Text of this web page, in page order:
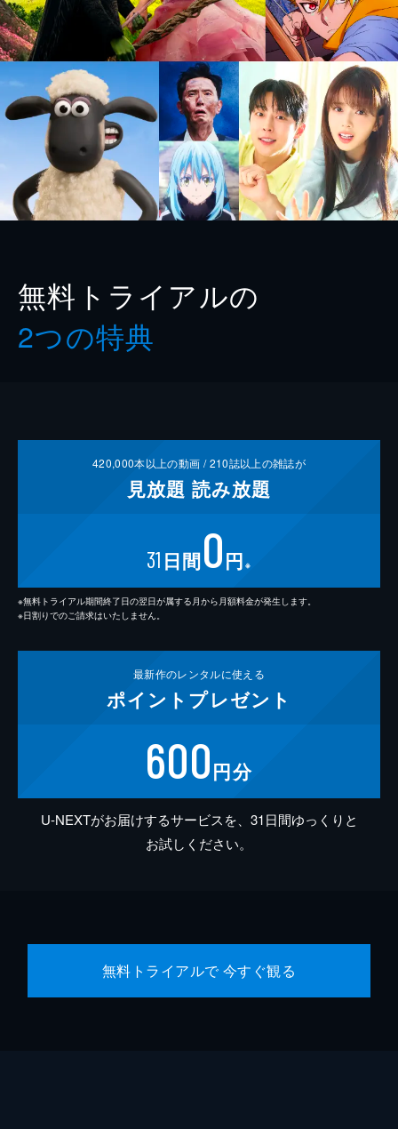
無料トライアルの
2つの特典
420,000本以上の動画 /210誌以上の雑誌が
見放題 読み放題
31 日間0円 ※
※無料トライアル期間終了日の翌日が属する月から月額料金が発生します。
※日割りでのご請求はいたしません。
最新作のレンタルに使える
ポイント プレゼント
600円分
U-NEXTがお届けするサービスを、31日間ゆっくりと
お試しください。
無料トライアルで 今すぐ観る